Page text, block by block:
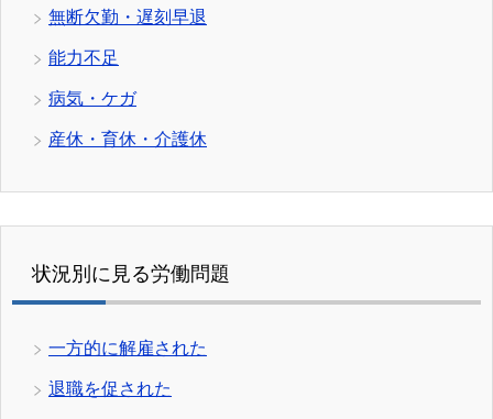
無断欠勤・遅刻早退
能力不足
病気・ケガ
産休・育休・介護休
状況別に見る労働問題
一方的に解雇された
退職を促された